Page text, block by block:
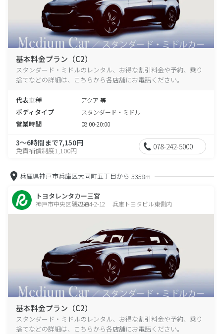
基本料金プラン（C2）
スタンダード・ミドルのレンタル、お得な割引料金や予約、乗り
捨てなどの詳細は、こちらから各店舗にお電話ください。
代表車種 アクア 等
ボディタイプ スタンダード・ミドル
営業時間 08:00-20:00
3～6時間まで7,150円
免責補償制度1,100円 078-242-5000
兵庫県神戸市兵庫区大同町五丁目から 3358m
トヨタレンタカー三宮
神戸市中央区磯辺通4-2-12 兵庫トヨタビル東側内
基本料金プラン（C2）
スタンダード・ミドルのレンタル、お得な割引料金や予約、乗り
捨てなどの詳細は、こちらから各店舗にお電話ください。